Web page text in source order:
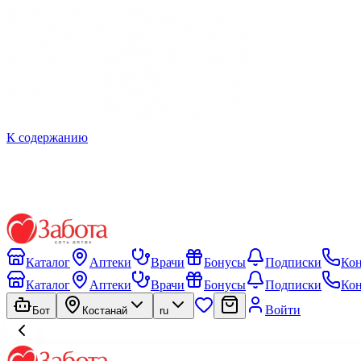
К содержанию
Каталог Аптеки Врачи Бонусы Подписки
Каталог
Аптеки Врачи Бонусы Подписки
Бот Костанай ru Войти